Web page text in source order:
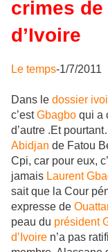
crimes de
d’Ivoire
Le temps-1/7/2011
Dans le dossier
c’estGbagbo qui a
d’autre .Et
Abidjan de Fatou
Cpi, car pour eux,
jamais Laurent
sait que la Cour
expresse de
peau du président
d’Ivoire n’a pas